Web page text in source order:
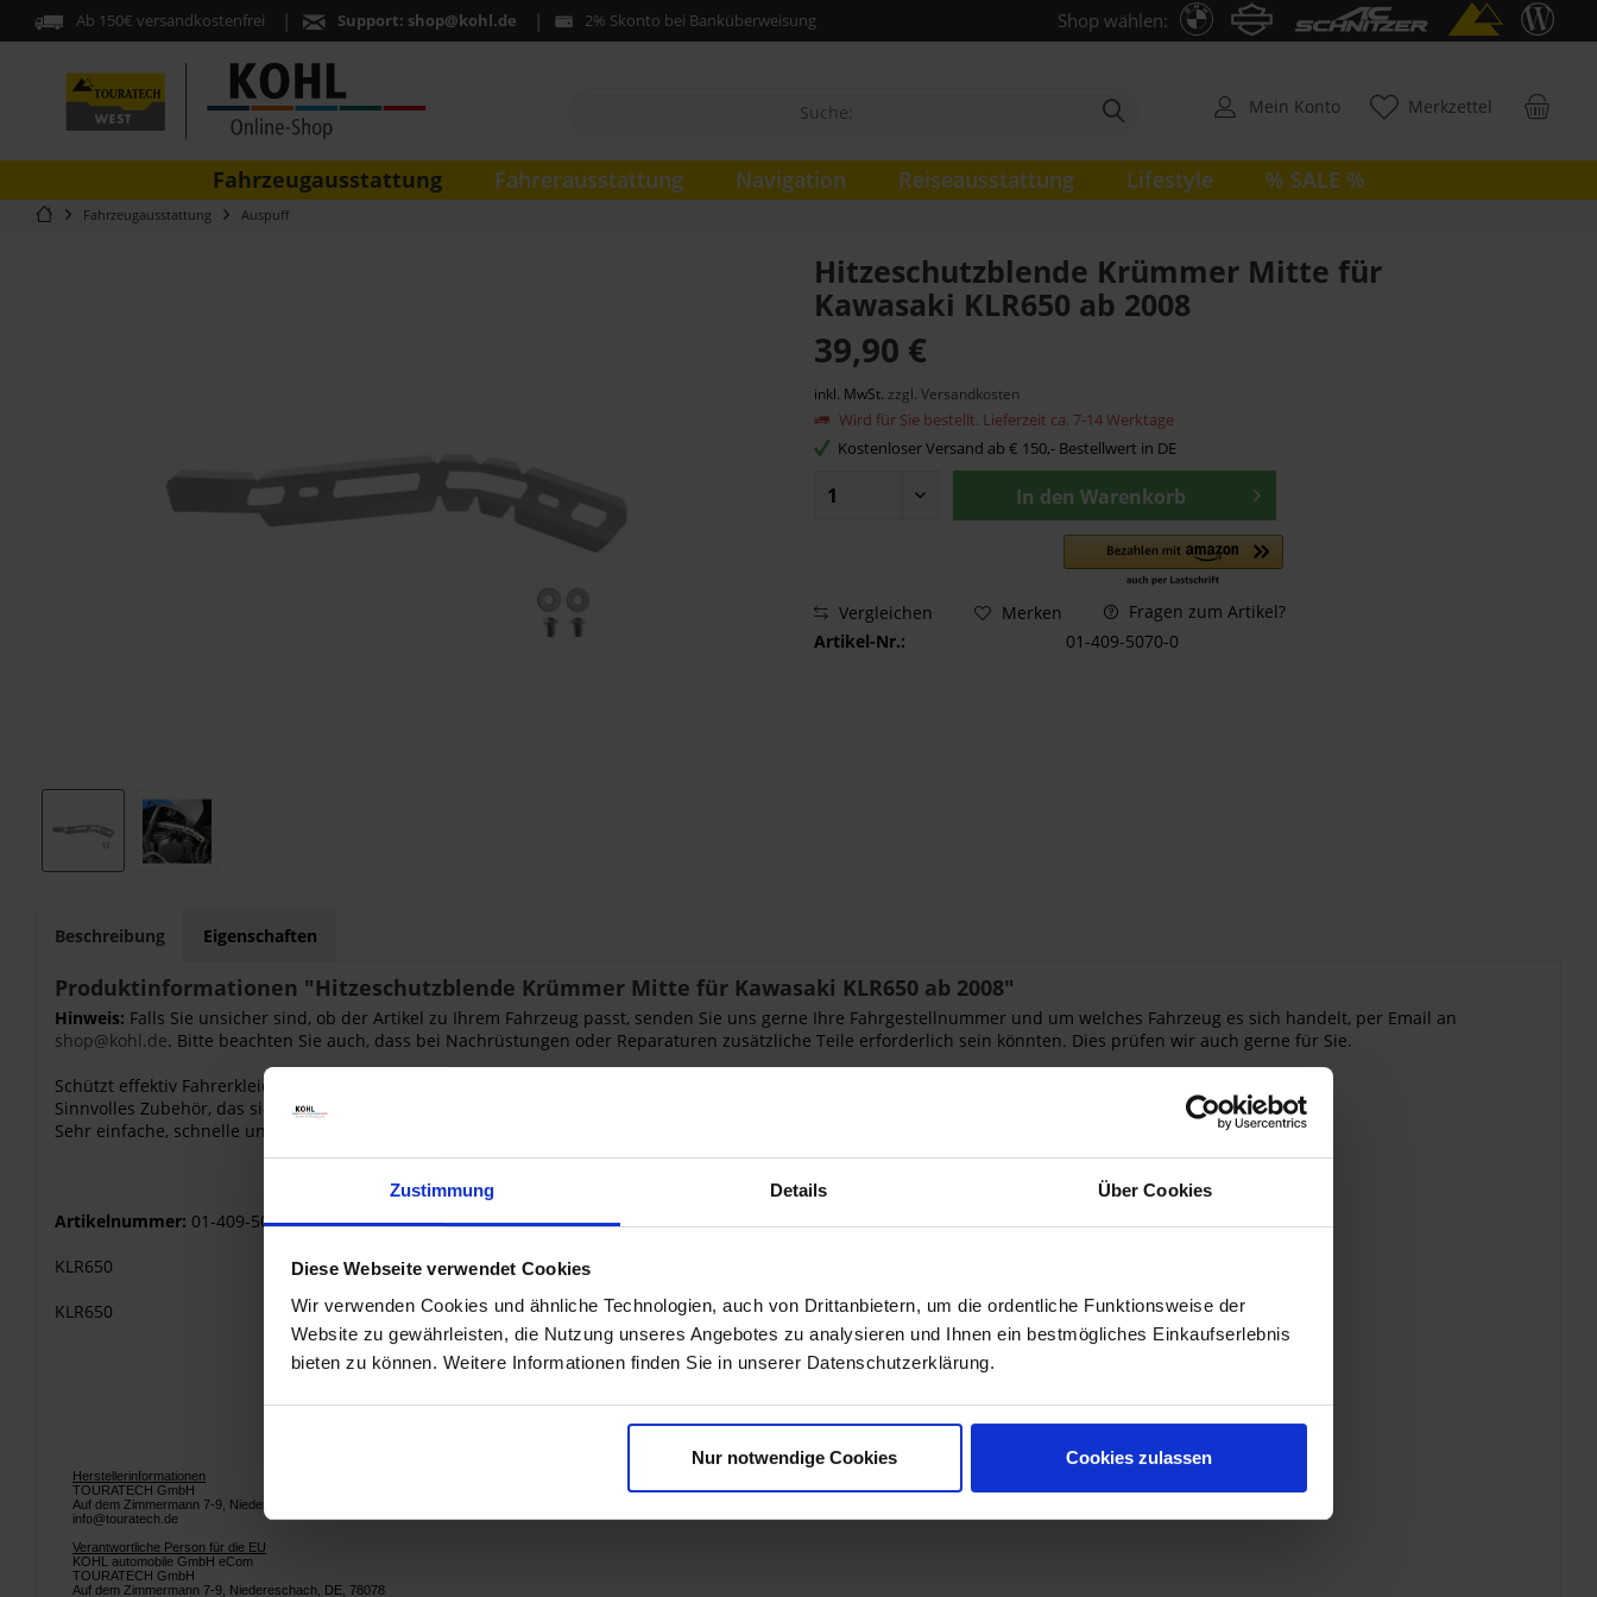
Zustimmung Details Über Cookies
Diese Webseite verwendet Cookies
Wir verwenden Cookies und ähnliche Technologien, auch von Drittanbietern, um die ordentliche Funktionsweise der
Website zu gewährleisten, die Nutzung unseres Angebotes zu analysieren und Ihnen ein bestmögliches Einkaufserlebnis
bieten zu können. Weitere Informationen finden Sie in unserer Datenschutzerklärung.
Nur notwendige Cookies Cookies zulassen
Ab 150€ versandkostenfrei Support: shop@kohl.de 2% Skonto bei Banküberweisung Shop wählen:
Merkzettel
Mein Konto
Fahrzeugausstattung Fahrerausstattung Navigation Reiseausstattung Lifestyle % SALE %
Fahrzeugausstattung Auspuff
Hitzeschutzblende Krümmer Mitte für
Kawasaki KLR650 ab 2008
39,90 €
inkl. MwSt. zzgl. Versandkosten
Wird für Sie bestellt. Lieferzeit ca. 7-14 Werktage
Kostenloser Versand ab € 150,- Bestellwert in DE
In den Warenkorb
Vergleichen Merken
Fragen zum Artikel?
Artikel-Nr.:
01-409-5070-0
Beschreibung Eigenschaften
Produktinformationen "Hitzeschutzblende Krümmer Mitte für Kawasaki KLR650 ab 2008"
Hinweis: Falls Sie unsicher sind, ob der Artikel zu Ihrem Fahrzeug passt, senden Sie uns gerne Ihre Fahrgestellnummer und um welches Fahrzeug es sich handelt, per Email an
shop@kohl.de. Bitte beachten Sie auch, dass bei Nachrüstungen oder Reparaturen zusätzliche Teile erforderlich sein könnten. Dies prüfen wir auch gerne für Sie.
Schützt effektiv Fahrerkleidung und Krümmer vor Beschädigungen.
Sinnvolles Zubehör, das sich meistens schon beim ersten Einsatz bezahlt macht.
Sehr einfache, schnelle und sichere Befestigung.
Artikelnummer: 01-409-5070-0
KLR650
KLR650
Herstellerinformationen
TOURATECH GmbH
Auf dem Zimmermann 7-9, Niedereschach, DE, 78078
info@touratech.de
Verantwortliche Person für die EU
KOHL automobile GmbH eCom
TOURATECH GmbH
Auf dem Zimmermann 7-9, Niedereschach, DE, 78078